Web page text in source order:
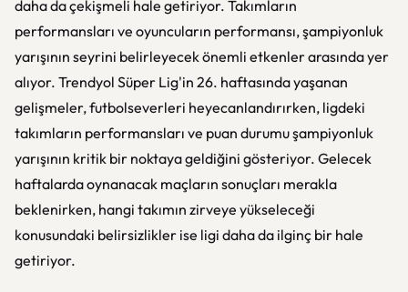
daha da çekişmeli hale getiriyor. Takımların
performansları ve oyuncuların performansı, şampiyonluk
yarışının seyrini belirleyecek önemli etkenler arasında yer
alıyor. Trendyol Süper Lig'in 26. haftasında yaşanan
gelişmeler, futbolseverleri heyecanlandırırken, ligdeki
takımların performansları ve puan durumu şampiyonluk
yarışının kritik bir noktaya geldiğini gösteriyor. Gelecek
haftalarda oynanacak maçların sonuçları merakla
beklenirken, hangi takımın zirveye yükseleceği
konusundaki belirsizlikler ise ligi daha da ilginç bir hale
getiriyor.